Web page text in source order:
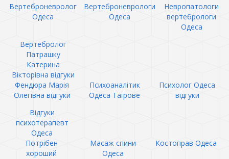
Вертеброневролог
Одеса
Вертеброневрологи
Одеса
Невропатологи
вертебрологи
Одеса
Вертебролог
Патрашку
Катерина
Вікторівна відгуки
Фендюра Марія
Олегівна відгуки
Психоаналітик
Одеса Таїрове
Психолог Одеса
відгуки
Відгуки
психотерапевт
Одеса
Потрібен
хороший
Масаж спини
Одеса
Костоправ Одеса